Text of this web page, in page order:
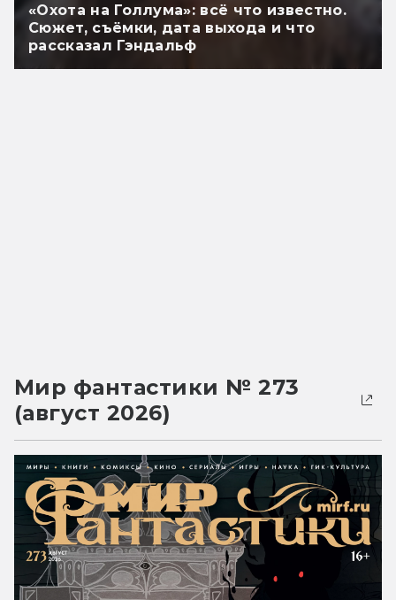
«Охота на Голлума»: всё что известно.
Сюжет, съёмки, дата выхода и что
рассказал Гэндальф
Мир фантастики № 273
(август 2026)